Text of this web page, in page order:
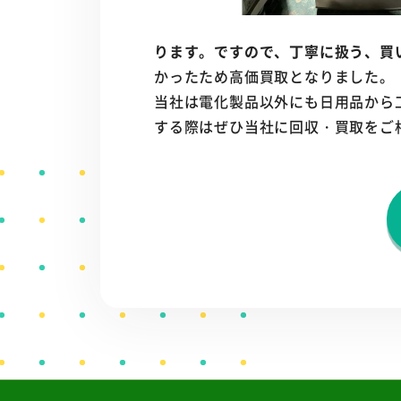
ります。ですので、丁寧に扱う、
かったため高価買取となりました。
当社は電化製品以外にも日用品か
する際はぜひ当社に回収・買取をご